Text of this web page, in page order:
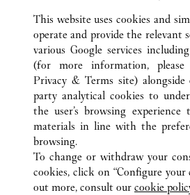
Visit us on Instagram
Link Opens in New TabVisit us
Link
TODAS LAS UBICACIONES DE
VA
MCLEAN 2001
CUSTOMER CARE
This website uses cookies and
operate and provide the relevant
various Google services
(for more information,
Privacy & Terms site)
party analytical cookies to
the user’s browsing experience
materials in line with the
browsing.
To change or withdraw your
cookies, click on “Configure your
out more, consult our cookie